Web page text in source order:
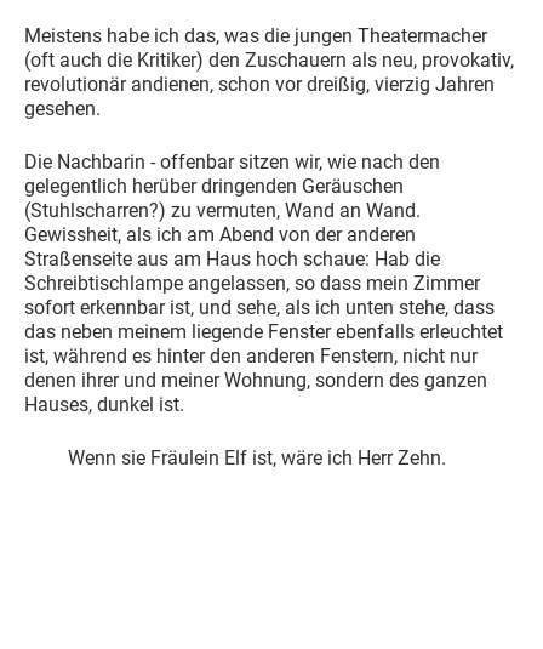
Meistens habe ich das, was die jungen Theatermacher
(oft auch die Kritiker) den Zuschauern als neu, provokativ,
revolutionär andienen, schon vor dreißig, vierzig Jahren
gesehen.
Die Nachbarin - offenbar sitzen wir, wie nach den
gelegentlich herüber dringenden Geräuschen
(Stuhlscharren?) zu vermuten, Wand an Wand.
Gewissheit, als ich am Abend von der anderen
Straßenseite aus am Haus hoch schaue: Hab die
Schreibtischlampe angelassen, so dass mein Zimmer
sofort erkennbar ist, und sehe, als ich unten stehe, dass
das neben meinem liegende Fenster ebenfalls erleuchtet
ist, während es hinter den anderen Fenstern, nicht nur
denen ihrer und meiner Wohnung, sondern des ganzen
Hauses, dunkel ist.
Wenn sie Fräulein Elf ist, wäre ich Herr Zehn.